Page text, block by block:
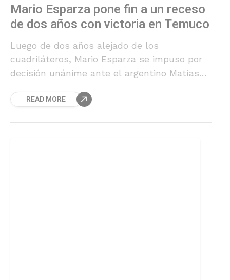
Mario Esparza pone fin a un receso
de dos años con victoria en Temuco
Luego de dos años alejado de los
cuadriláteros, Mario Esparza se impuso por
decisión unánime ante el argentino Matías
en la capital de la Región de la Araucanía.
READ MORE